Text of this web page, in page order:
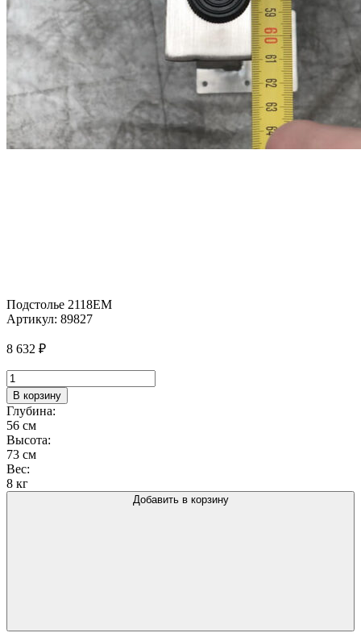
Подстолье 2118EM
Артикул: 89827
8 632 ₽
Количество
товара
Подстолье
2118EM
В корзину
Глубина:
56 см
Высота:
73 см
Вес:
8 кг
Добавить в корзину